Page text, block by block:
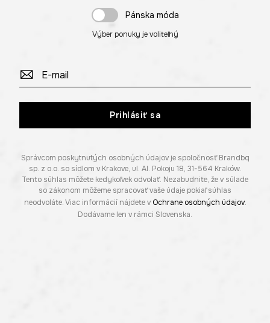
Pánska móda
Výber ponuky je voliteľný
Prihlásiť sa
Správcom poskytnutých osobných údajov je spoločnosť Brandbq
sp. z o.o. so sídlom v Krakove, ul. Al. Pokoju 18, 31-564 Kraków.
Tento súhlas môžete kedykoľvek odvolať. Nezabudnite, že v súlade
so zákonom môžeme spracovať vaše údaje pokiaľ súhlas
neodvoláte. Viac informácií nájdete v Ochrane osobných údajov.
Dodávame len v rámci Slovenska.